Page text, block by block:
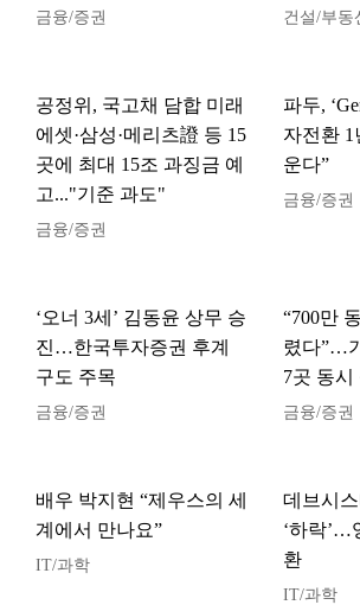
금융/증권 건설/부동
공정위, 국고채 담합 미래
에셋·삼성·메리츠證 등 15
곳에 최대 15조 과징금 예
고..."기준 과도"
금융/증권
파두,
자전환 1
운다”
금융/증권
‘오너 3세’ 김동윤 상무 승
진…한국투자증권 후계
구도 주목
금융/증권
“700만
렸다”…
7곳 동시
금융/증권
배우 박지현 “제우스의 세
계에서 만나요”
IT/과학
데브시
‘하락’…
환
IT/과학